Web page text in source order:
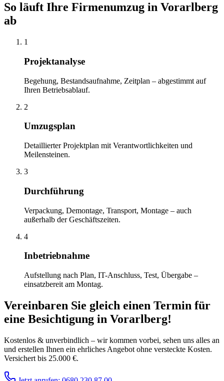
So läuft Ihre Firmenumzug in Vorarlberg
ab
1
Projektanalyse
Begehung, Bestandsaufnahme, Zeitplan – abgestimmt auf
Ihren Betriebsablauf.
2
Umzugsplan
Detaillierter Projektplan mit Verantwortlichkeiten und
Meilensteinen.
3
Durchführung
Verpackung, Demontage, Transport, Montage – auch
außerhalb der Geschäftszeiten.
4
Inbetriebnahme
Aufstellung nach Plan, IT-Anschluss, Test, Übergabe –
einsatzbereit am Montag.
Vereinbaren Sie gleich einen Termin für
eine Besichtigung in Vorarlberg!
Kostenlos & unverbindlich – wir kommen vorbei, sehen uns alles an
und erstellen Ihnen ein ehrliches Angebot ohne versteckte Kosten.
Versichert bis 25.000 €.